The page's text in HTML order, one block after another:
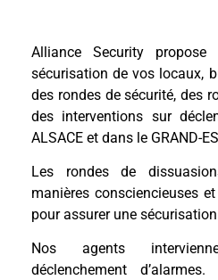
Alliance Security
sécurisation de vos locaux,
des rondes de sécurité, des
des interventions sur
ALSACE et dans le GRAND-
Les rondes de
manières consciencieuses
pour assurer une
Nos agents
déclenchement